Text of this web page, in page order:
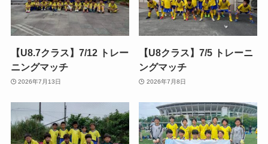
【U8.7クラス】7/12 トレー
ニングマッチ
2026年7月13日
【U8クラス】7/5 トレーニ
ングマッチ
2026年7月8日